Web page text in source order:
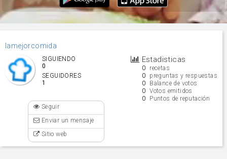
lamejorcomida
Estadisticas
0 recetas
0 preguntas y respuestas
0 Balance de votos
0 Votos emitidos
0 Puntos de reputación
SIGUIENDO
0
SEGUIDORES
1
Seguir
Enviar un mensaje
Sitio web